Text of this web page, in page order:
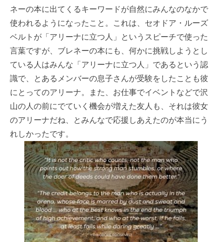
ネーの本に出てくるキーワードが自然にみんなのなかで
使われるようになったこと。これは、セオドア・ルーズ
ベルトが「アリーナに立つ人」というスピーチで使った
言葉ですが、ブレネーの本にも、何かに挑戦しようとし
ている人はみんな「アリーナに立つ人」であるという認
識で、とあるメンバーの息子さんが受験をしたことも彼
にとってのアリーナ。また、お仕事でイベントなどで沢
山の人の前にでていく機会が増えた友人も、それは彼女
のアリーナだね、とみんなで応援しあえたのが本当にう
れしかったです。